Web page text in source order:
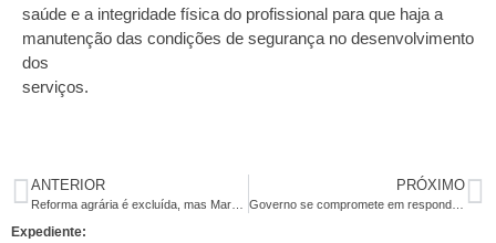
saúde e a integridade física do profissional para que haja a
manutenção das condições de segurança no desenvolvimento
dos
serviços.
ANTERIOR PRÓXIMO
Governo se compromete em responder até maio pauta da jornada do MST
Expediente: